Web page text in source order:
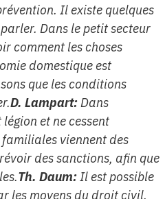
Il existe quelques
Dans le petit secteur
comment les choses
domestique est
que les conditions
D. Lampart:Dans
et ne cessent
familiales viennent des
des sanctions, afin que
Th. Daum:Il est possible
les moyens du droit civil.